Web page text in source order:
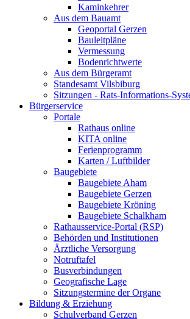
Kaminkehrer
Aus dem Bauamt
Geoportal Gerzen
Bauleitpläne
Vermessung
Bodenrichtwerte
Aus dem Bürgeramt
Standesamt Vilsbiburg
Sitzungen - Rats-Informations-
Bürgerservice
Portale
Rathaus online
KITA online
Ferienprogramm
Karten / Luftbilder
Baugebiete
Baugebiete Aham
Baugebiete Gerzen
Baugebiete Kröning
Baugebiete Schalkham
Rathausservice-Portal (RSP)
Behörden und Institutionen
Ärztliche Versorgung
Notruftafel
Busverbindungen
Geografische Lage
Sitzungstermine der Organe
Bildung & Erziehung
Schulverband Gerzen